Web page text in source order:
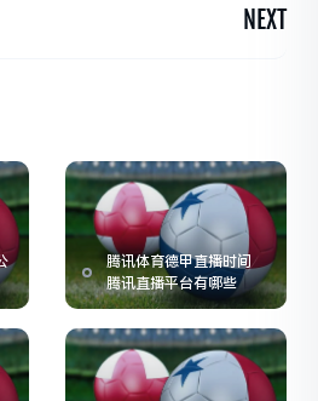
NEXT
腾讯体育德甲直播时间
腾讯直播平台有哪些